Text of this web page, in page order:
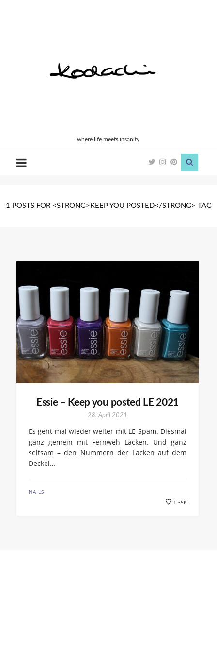
where life meets insanity
1 POSTS FOR <STRONG>KEEP YOU POSTED</STRONG> TAG
Essie – Keep you posted LE 2021
28. April 2021
Es geht mal wieder weiter mit LE Spam. Diesmal
ganz gemein mit Fernweh Lacken. Und ganz
seltsam – den Nummern der Lacken auf dem
Deckel…
NAILS
1.35K